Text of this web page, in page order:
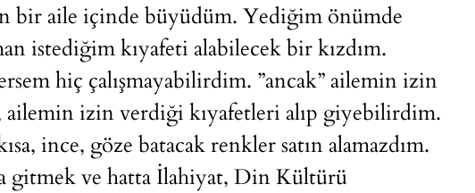
bir aile içinde büyüdüm. Yediğim önümde
istediğim kıyafeti alabilecek bir kızdım.
hiç çalışmayabilirdim. ”ancak” ailemin izin
izin verdiği kıyafetleri alıp giyebilirdim.
ince, göze batacak renkler satın alamazdım.
gitmek ve hatta İlahiyat, Din Kültürü